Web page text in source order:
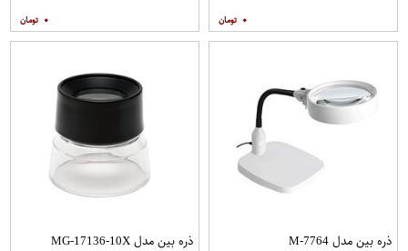
۰ ۰
ذره بین مدل M-7764 ذره بین مدل MG-17136-10X